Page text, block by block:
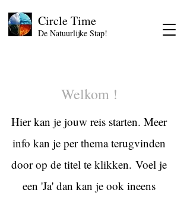
Circle Time
De Natuurlijke Stap!
Welkom !
Hier kan je jouw reis starten. Meer
info kan je per thema terugvinden
door op de titel te klikken. Voel je
een 'Ja' dan kan je ook ineens